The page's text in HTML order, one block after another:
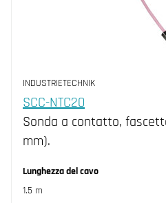
INDUSTRIETECHNIK
SCC-NTC20
Sonda a contatto,
mm).
Lunghezza del cavo
1.5 m